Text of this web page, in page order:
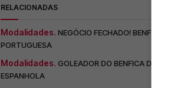
RELACIONADAS
Modalidades. NEGÓCIO FECHADO! BENFICA
PORTUGUESA
Modalidades. GOLEADOR DO BENFICA
ESPANHOLA